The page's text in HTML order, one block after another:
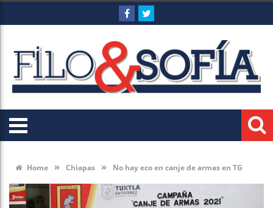
Home » Chiapas » No hay eco en canje de armas en TG